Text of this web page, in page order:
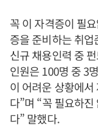
꼭 이 자격증이 필
증을 준비하는 취
신규 채용인력 중
인원은 100명 중 3
이 어려운 상황에
다”며 “꼭 필요하
다” 말했다.